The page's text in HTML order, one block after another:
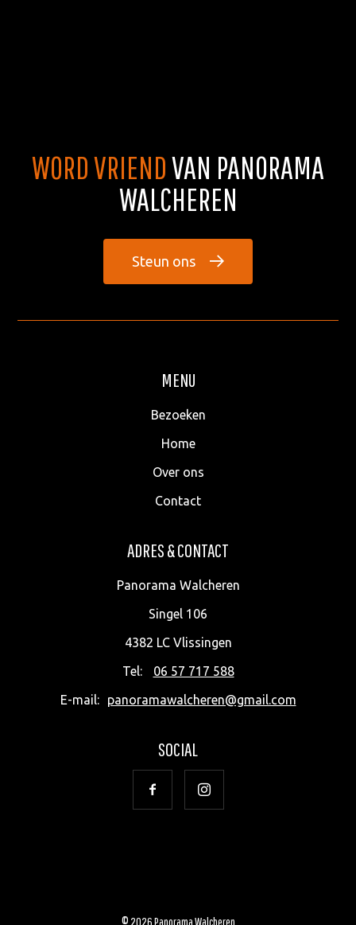
WORD VRIENDVAN PANORAMA
WALCHEREN
Steun ons
MENU
Bezoeken
Home
Over ons
Contact
ADRES & CONTACT
Panorama Walcheren
Singel 106
4382 LC Vlissingen
Tel:
06 57 717 588
E-mail:
panoramawalcheren@gmail.com
SOCIAL
© 2026 Panorama Walcheren